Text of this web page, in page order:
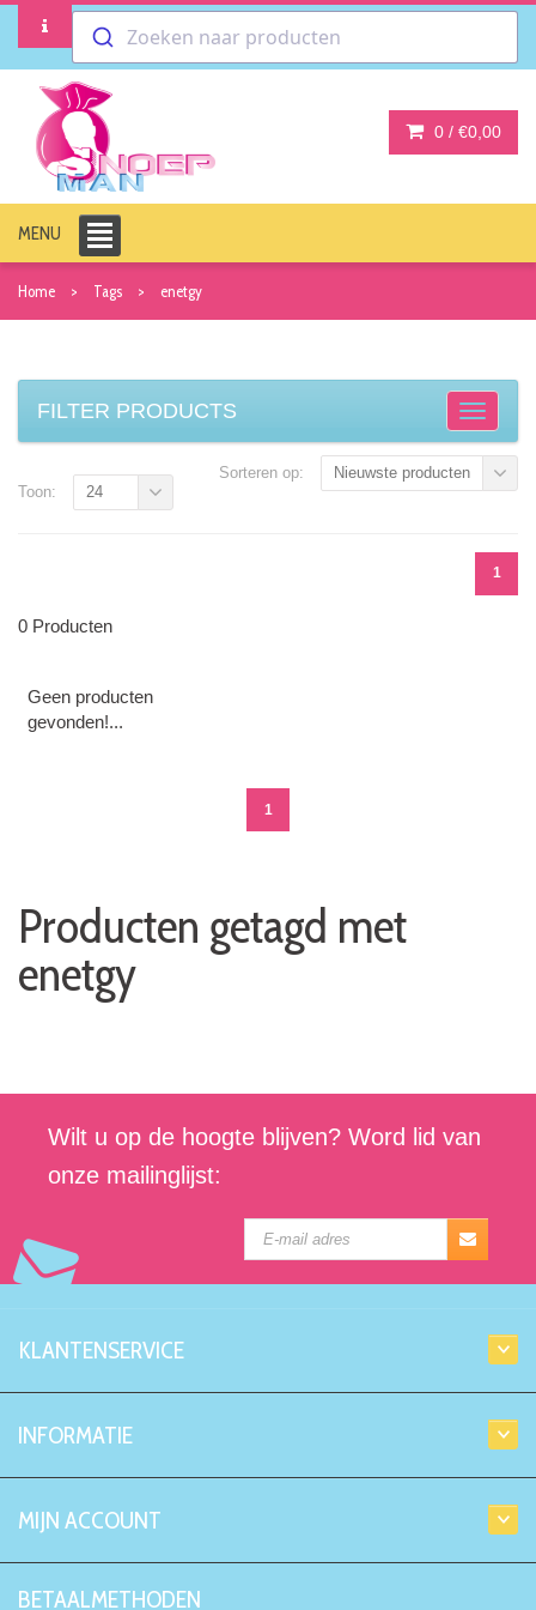
Zoeken naar producten
0 / €0,00
MENU
Home Tags enetgy
FILTER PRODUCTS
Sorteren op: Nieuwste producten
1
Toon: 24
0 Producten
Geen producten
gevonden!...
1
Producten getagd met
enetgy
Wilt u op de hoogte blijven? Word lid van
onze mailinglijst:
KLANTENSERVICE
INFORMATIE
MIJN ACCOUNT
BETAALMETHODEN